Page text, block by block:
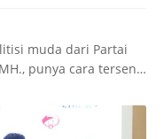
muda dari Partai
punya cara tersen…